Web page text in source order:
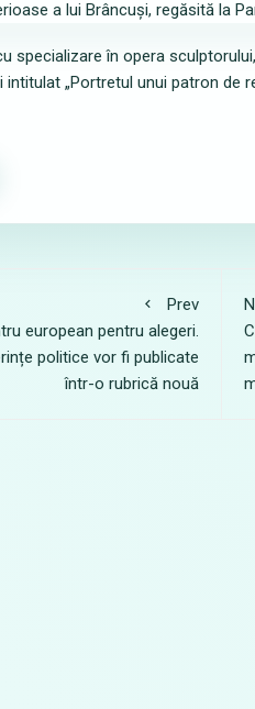
specializare în opera
intitulat „Portretul unui patron de
Prev
european pentru alegeri.
politice vor fi publicate
într-o rubrică nouă